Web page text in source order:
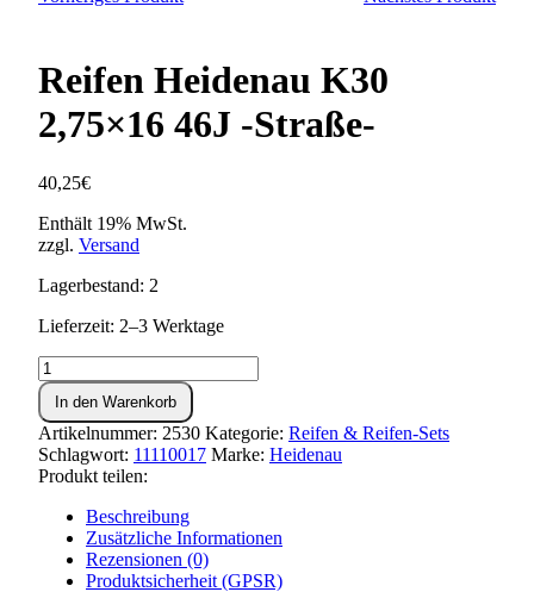
Reifen Heidenau K30
2,75×16 46J -Straße-
40,25€
Enthält 19% MwSt.
zzgl. Versand
Lagerbestand: 2
Lieferzeit: 2–3 Werktage
Reifen
Heidenau
K30
2,75x16
46J
-
Menge
In den Warenkorb
Artikelnummer: 2530 Kategorie: Reifen & Reifen-Sets
Schlagwort: 11110017 Marke: Heidenau
Produkt teilen:
Beschreibung
Zusätzliche Informationen
Rezensionen (0)
Produktsicherheit (GPSR)